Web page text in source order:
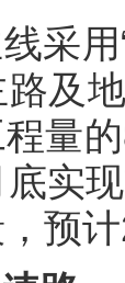
采
及
量
实
预